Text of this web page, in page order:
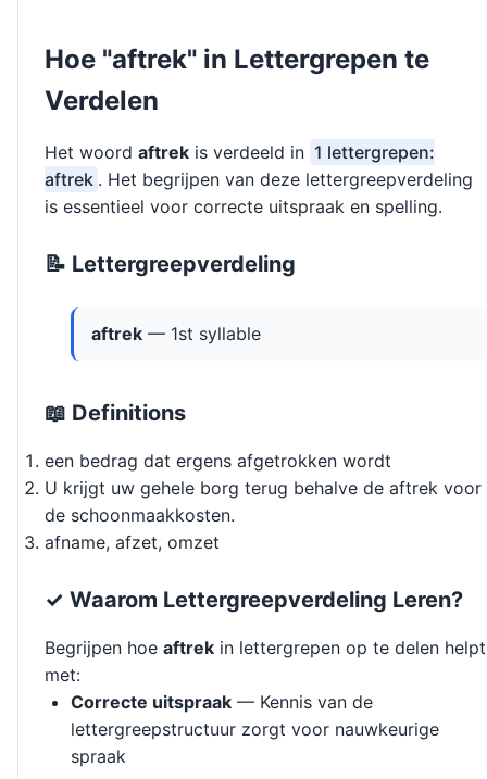
Hoe "aftrek" in Lettergrepen te
Verdelen
Het woord aftrek is verdeeld in 1 lettergrepen:
aftrek . Het begrijpen van deze lettergreepverdeling
is essentieel voor correcte uitspraak en spelling.
📝 Lettergreepverdeling
aftrek — 1st syllable
📖 Definitions
een bedrag dat ergens afgetrokken wordt
U krijgt uw gehele borg terug behalve de aftrek voor
de schoonmaakkosten.
afname, afzet, omzet
✓ Waarom Lettergreepverdeling Leren?
Begrijpen hoe aftrek in lettergrepen op te delen helpt
met:
Correcte uitspraak — Kennis van de
lettergreepstructuur zorgt voor nauwkeurige
spraak